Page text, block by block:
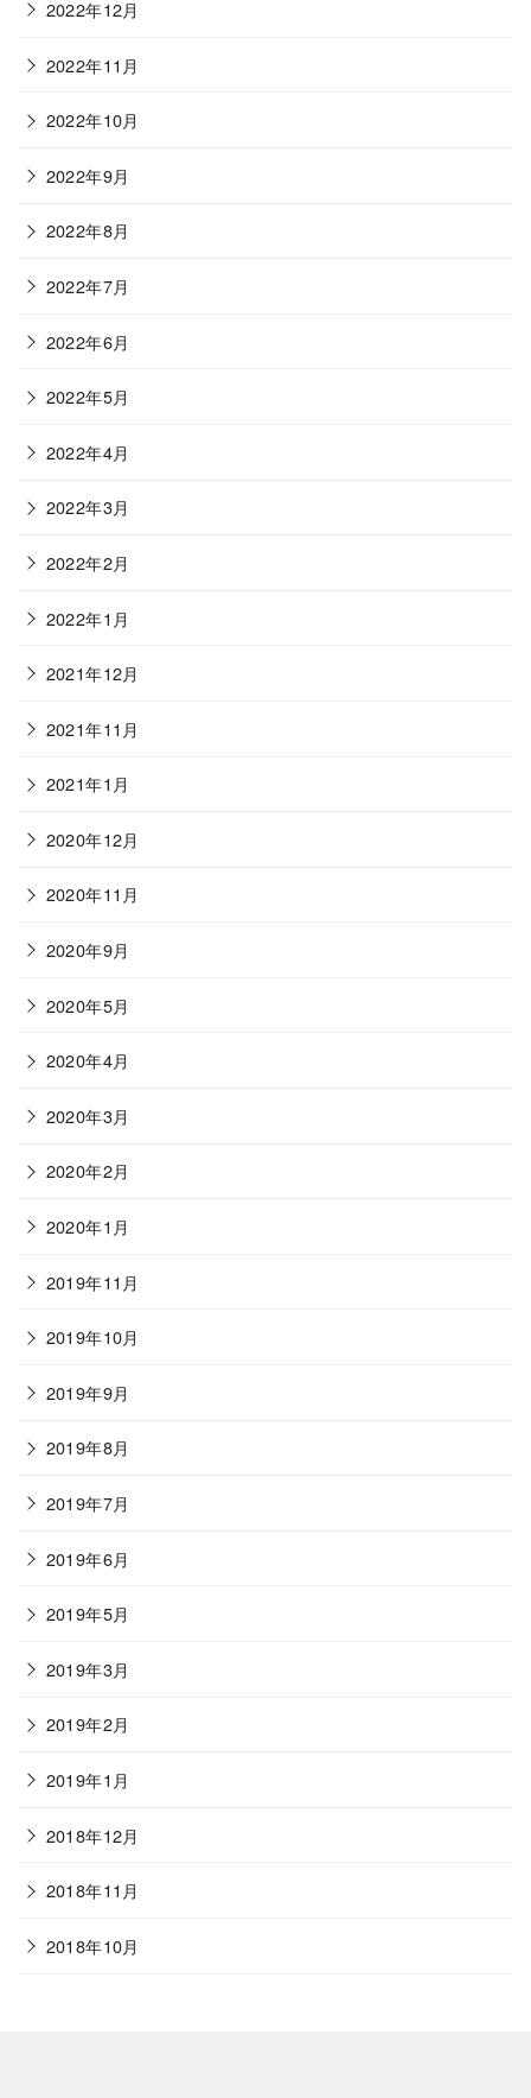
2022年12月
2022年11月
2022年10月
2022年9月
2022年8月
2022年7月
2022年6月
2022年5月
2022年4月
2022年3月
2022年2月
2022年1月
2021年12月
2021年11月
2021年1月
2020年12月
2020年11月
2020年9月
2020年5月
2020年4月
2020年3月
2020年2月
2020年1月
2019年11月
2019年10月
2019年9月
2019年8月
2019年7月
2019年6月
2019年5月
2019年3月
2019年2月
2019年1月
2018年12月
2018年11月
2018年10月